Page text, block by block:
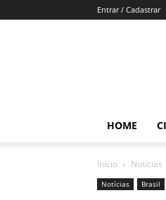
Entrar / Cadastrar
HOME
Início Notícias
Notícias Brasil